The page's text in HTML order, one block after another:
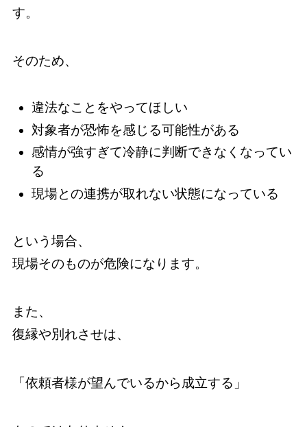
す。
そのため、
違法なことをやってほしい
対象者が恐怖を感じる可能性がある
感情が強すぎて冷静に判断できなくなってい
る
現場との連携が取れない状態になっている
という場合、
現場そのものが危険になります。
また、
復縁や別れさせは、
「依頼者様が望んでいるから成立する」